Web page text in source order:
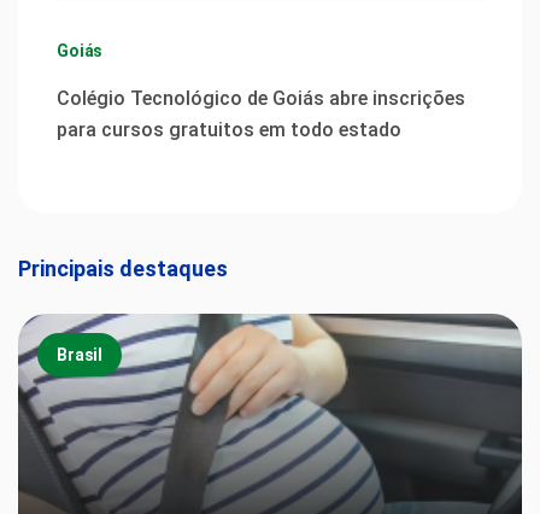
Goiás
Colégio Tecnológico de Goiás abre inscrições
para cursos gratuitos em todo estado
Principais destaques
Brasil